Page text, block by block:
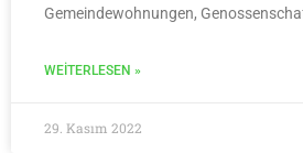
Gemeindewohnungen,
WEITERLESEN »
29. Kasım 2022